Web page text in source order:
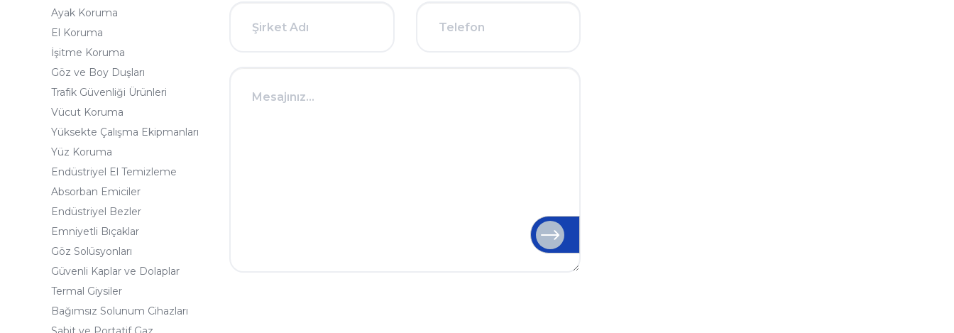
Ayak Koruma
El Koruma
İşitme Koruma
Göz ve Boy Duşları
Trafik Güvenliği Ürünleri
Vücut Koruma
Yüksekte Çalışma Ekipmanları
Yüz Koruma
Endüstriyel El Temizleme
Absorban Emiciler
Endüstriyel Bezler
Emniyetli Bıçaklar
Göz Solüsyonları
Güvenli Kaplar ve Dolaplar
Termal Giysiler
Bağımsız Solunum Cihazları